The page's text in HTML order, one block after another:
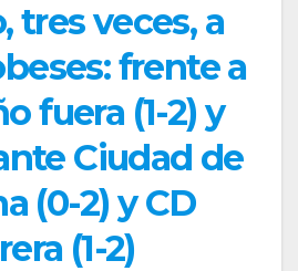
tres veces, a
frente a
fuera (1-2) y
Ciudad de
(0-2) y CD
(1-2)